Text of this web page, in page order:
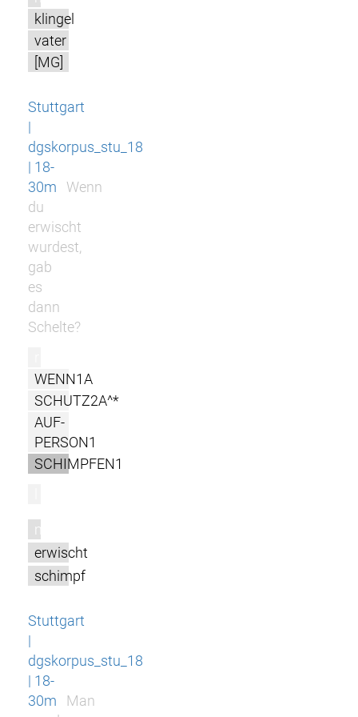
klingel
vater
[MG]
Stuttgart
|
dgskorpus_stu_18
| 18-
30m
Wenn
du
erwischt
wurdest,
gab
es
dann
Schelte?
WENN1A
SCHUTZ2A^*
AUF-
PERSON1
SCHIMPFEN1
m
erwischt
schimpf
Stuttgart
|
dgskorpus_stu_18
| 18-
30m
Man